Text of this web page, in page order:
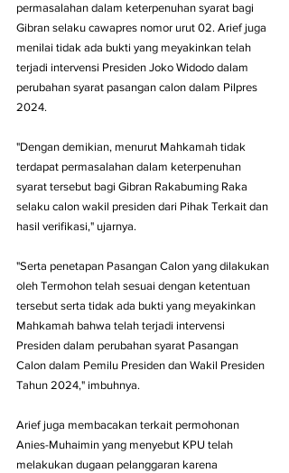
permasalahan dalam keterpenuhan syarat bagi
Gibran selaku cawapres nomor urut 02. Arief juga
menilai tidak ada bukti yang meyakinkan telah
terjadi intervensi Presiden Joko Widodo dalam
perubahan syarat pasangan calon dalam Pilpres
2024.
"Dengan demikian, menurut Mahkamah tidak
terdapat permasalahan dalam keterpenuhan
syarat tersebut bagi Gibran Rakabuming Raka
selaku calon wakil presiden dari Pihak Terkait dan
hasil verifikasi," ujarnya.
"Serta penetapan Pasangan Calon yang dilakukan
oleh Termohon telah sesuai dengan ketentuan
tersebut serta tidak ada bukti yang meyakinkan
Mahkamah bahwa telah terjadi intervensi
Presiden dalam perubahan syarat Pasangan
Calon dalam Pemilu Presiden dan Wakil Presiden
Tahun 2024," imbuhnya.
Arief juga membacakan terkait permohonan
Anies-Muhaimin yang menyebut KPU telah
melakukan dugaan pelanggaran karena